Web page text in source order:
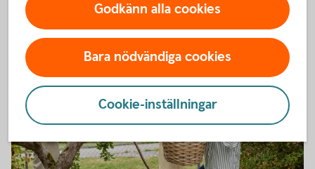
Bra saker med hemförsäkringarna
Godkänn alla cookies
Bara nödvändiga cookies
Cookie-inställningar